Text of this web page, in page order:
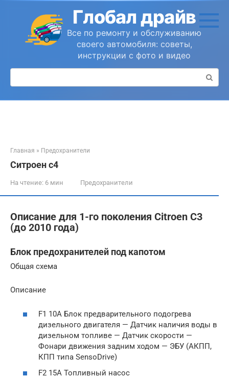
контенту
Глобал драйв
Все по ремонту и обслуживанию
своего автомобиля: советы,
инструкции с фото и видео
Поиск:
Главная » Предохранители
Ситроен с4
На чтение: 6 мин Предохранители
Описание для 1-го поколения Citroen С3
(до 2010 года)
Блок предохранителей под капотом
Общая схема
Описание
F1 10А Блок предварительного подогрева
дизельного двигателя — Датчик наличия воды в
дизельном топливе — Датчик скорости —
Фонари движения задним ходом — ЭБУ (АКПП,
КПП типа SensoDrive)
F2 15А Топливный насос